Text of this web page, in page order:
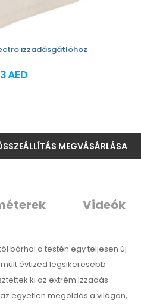
izzadásgátlóhoz
AED
MEGVÁSÁRLÁSA
Videók
bárhol a testén egy teljesen új
évtized legsikeresebb
ki az extrém izzadás
egyetlen megoldás a világon,